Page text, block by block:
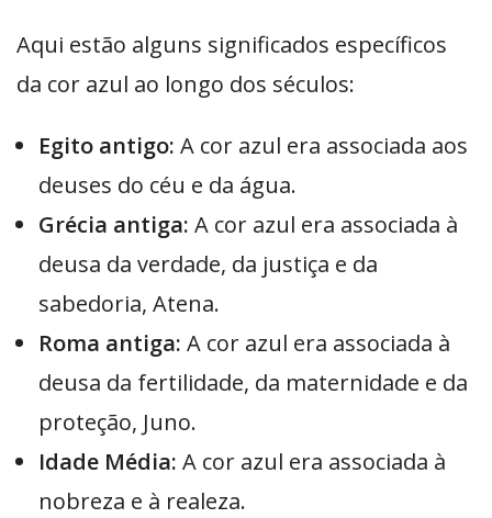
Aqui estão alguns significados específicos
da cor azul ao longo dos séculos:
Egito antigo: A cor azul era associada aos
deuses do céu e da água.
Grécia antiga: A cor azul era associada à
deusa da verdade, da justiça e da
sabedoria, Atena.
Roma antiga: A cor azul era associada à
deusa da fertilidade, da maternidade e da
proteção, Juno.
Idade Média: A cor azul era associada à
nobreza e à realeza.